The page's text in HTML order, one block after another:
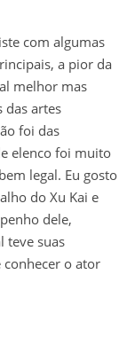
com algumas
a pior da
melhor mas
das artes
foi das
elenco foi muito
legal. Eu gosto
do Xu Kai e
dele,
teve suas
o ator